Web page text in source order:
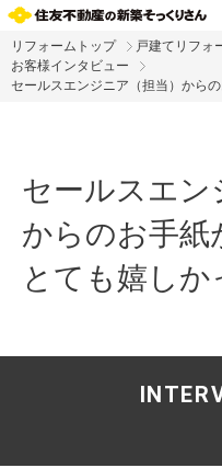
リフォームトップ 戸建てリフォ
お客様インタビュー
セールスエンジニア（担当）から
セールスエン
からのお手紙
とても嬉しか